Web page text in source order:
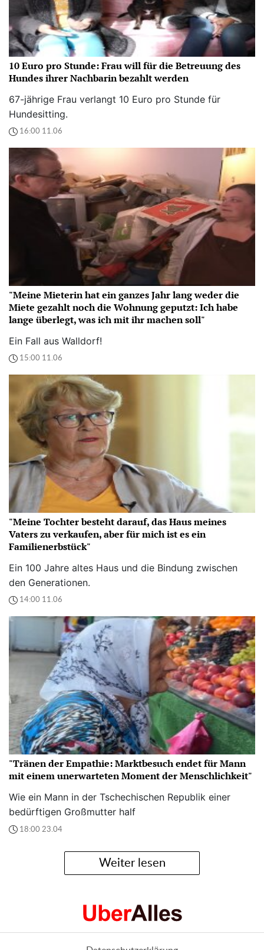
10 Euro pro Stunde: Frau will für die Betreuung des
Hundes ihrer Nachbarin bezahlt werden
67-jährige Frau verlangt 10 Euro pro Stunde für
Hundesitting.
16:00 11.06
"Meine Mieterin hat ein ganzes Jahr lang weder die
Miete gezahlt noch die Wohnung geputzt: Ich habe
lange überlegt, was ich mit ihr machen soll"
Ein Fall aus Walldorf!
15:00 11.06
"Meine Tochter besteht darauf, das Haus meines
Vaters zu verkaufen, aber für mich ist es ein
Familienerbstück"
Ein 100 Jahre altes Haus und die Bindung zwischen
den Generationen.
14:00 11.06
"Tränen der Empathie: Marktbesuch endet für Mann
mit einem unerwarteten Moment der Menschlichkeit"
Wie ein Mann in der Tschechischen Republik einer
bedürftigen Großmutter half
18:00 23.04
Weiter lesen